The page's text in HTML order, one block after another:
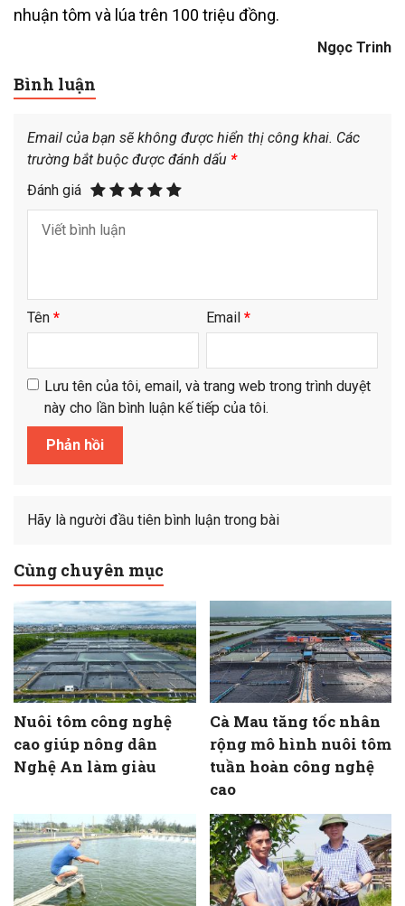
nhuận tôm và lúa trên 100 triệu đồng.
Ngọc Trinh
Bình luận
Email của bạn sẽ không được hiển thị công khai. Các
trường bắt buộc được đánh dấu *
Đánh giá
Tên * Email *
Lưu tên của tôi, email, và trang web trong trình duyệt
này cho lần bình luận kế tiếp của tôi.
Hãy là người đầu tiên bình luận trong bài
Cùng chuyên mục
Nuôi tôm công nghệ
cao giúp nông dân
Nghệ An làm giàu
Cà Mau tăng tốc nhân
rộng mô hình nuôi tôm
tuần hoàn công nghệ
cao